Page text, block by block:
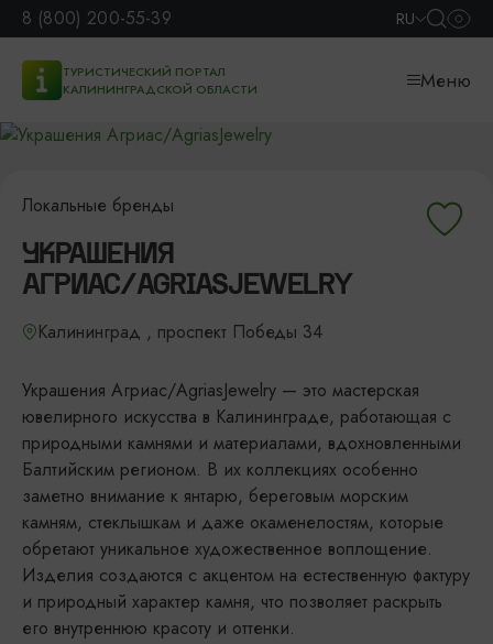
8 (800) 200-55-39 RU
ТУРИСТИЧЕСКИЙ ПОРТАЛ
КАЛИНИНГРАДСКОЙ ОБЛАСТИ
Меню
Локальные бренды
УКРАШЕНИЯ
АГРИАС/AGRIASJEWELRY
Калининград , проспект Победы 34
Украшения Агриас/AgriasJewelry — это мастерская
ювелирного искусства в Калининграде, работающая с
природными камнями и материалами, вдохновленными
Балтийским регионом. В их коллекциях особенно
заметно внимание к янтарю, береговым морским
камням, стеклышкам и даже окаменелостям, которые
обретают уникальное художественное воплощение.
Изделия создаются с акцентом на естественную фактуру
и природный характер камня, что позволяет раскрыть
его внутреннюю красоту и оттенки.